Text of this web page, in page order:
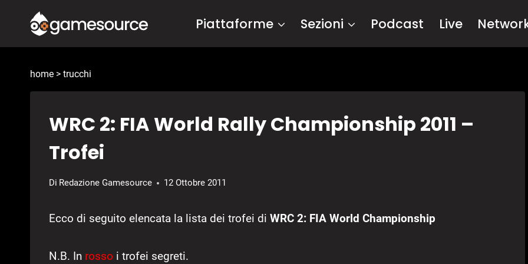
contenuto
Piattaforme Sezioni Podcast Live
home > trucchi
WRC 2: FIA World Rally Championship 2011 –
Trofei
Di Redazione Gamesource 12 Ottobre 2011
Ecco di seguito elencata la lista dei trofei di WRC 2: FIA World Championship
N.B. In rosso i trofei segreti.